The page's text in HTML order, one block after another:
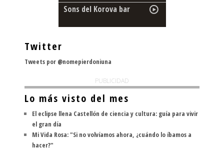
Sons del Korova bar
Twitter
Tweets por @nomepierdoniuna
PUBLICIDAD
Lo más visto del mes
El eclipse llena Castellón de ciencia y cultura: guía para vivir
el gran día
Mi Vida Rosa: "Si no volvíamos ahora, ¿cuándo lo íbamos a
hacer?"